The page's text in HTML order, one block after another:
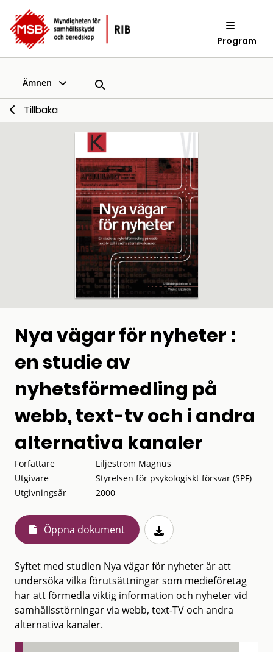
Program
Ämnen
Tillbaka
Nya vägar för nyheter :
en studie av
nyhetsförmedling på
webb, text-tv och i andra
alternativa kanaler
Författare
Liljeström Magnus
Utgivare
Styrelsen för psykologiskt försvar (SPF)
Utgivningsår
2000
Öppna dokument
Syftet med studien Nya vägar för nyheter är att
undersöka vilka förutsättningar som medieföretag
har att förmedla viktig information och nyheter vid
samhällsstörningar via webb, text-TV och andra
alternativa kanaler.